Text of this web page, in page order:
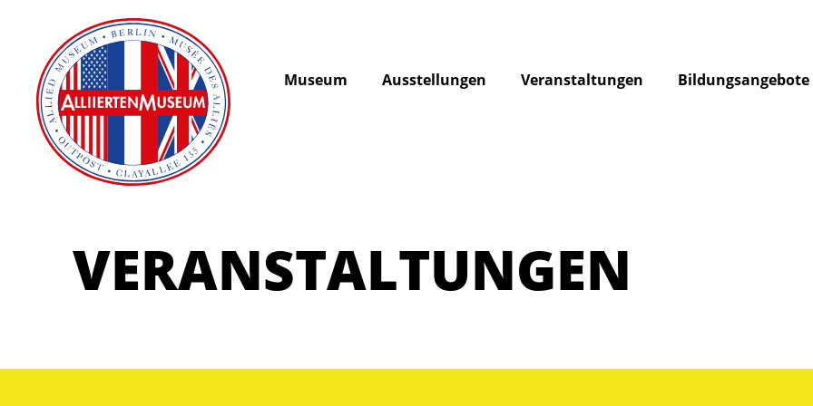
Museum Ausstellungen Veranstaltungen Bildungsangebote
VERANSTALTUNGEN